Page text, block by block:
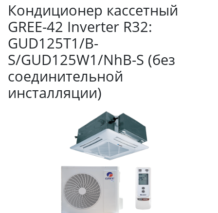
Кондиционер кассетный
GREE-42 Inverter R32:
GUD125T1/B-
S/GUD125W1/NhB-S (без
соединительной
инсталляции)